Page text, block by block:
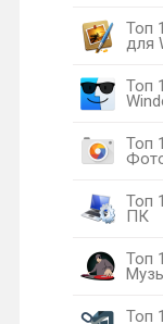
Топ
для
Топ
Топ
Топ
ПК
Топ
Топ